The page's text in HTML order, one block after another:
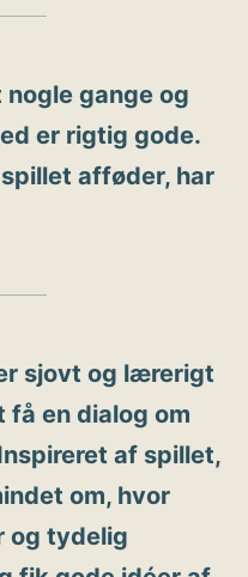
gange og
er rigtig gode.
afføder, har
sjovt og lærerigt
få en dialog om
af spillet,
om, hvor
og tydelig